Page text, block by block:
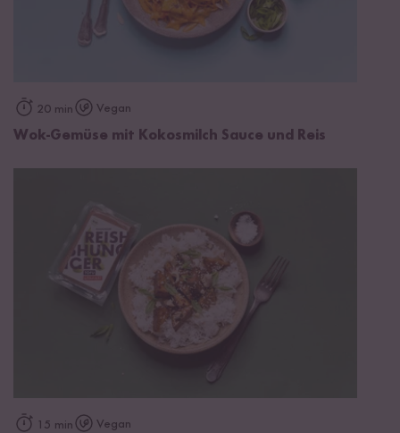
20 min Vegan
Wok-Gemüse mit Kokosmilch Sauce und Reis
15 min Vegan